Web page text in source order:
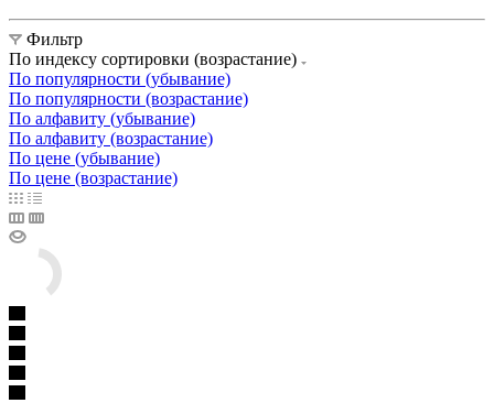
Фильтр
По индексу сортировки (возрастание)
По популярности (убывание)
По популярности (возрастание)
По алфавиту (убывание)
По алфавиту (возрастание)
По цене (убывание)
По цене (возрастание)